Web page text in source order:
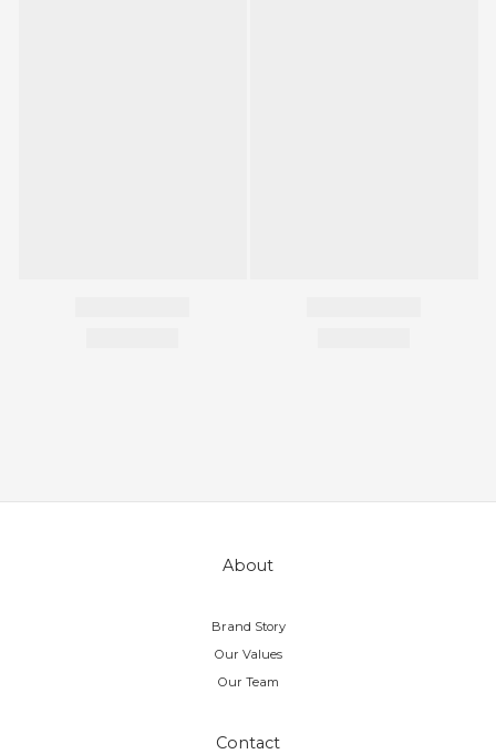
About
Brand Story
Our Values
Our Team
Contact